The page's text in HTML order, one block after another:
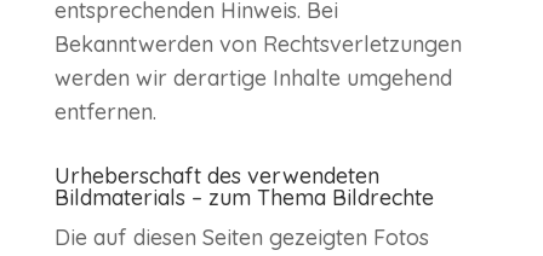
entsprechenden Hinweis. Bei
Bekanntwerden von Rechtsverletzungen
werden wir derartige Inhalte umgehend
entfernen.
Urheberschaft des verwendeten
Bildmaterials – zum Thema Bildrechte
Die auf diesen Seiten gezeigten Fotos